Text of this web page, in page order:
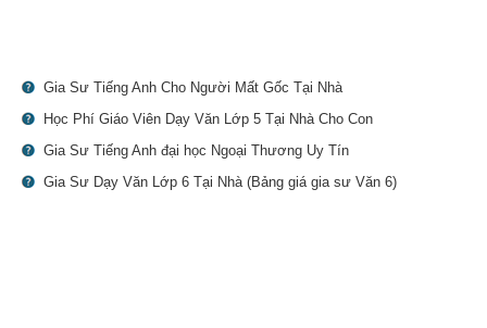
Gia Sư Tiếng Anh Cho Người Mất Gốc Tại Nhà
Học Phí Giáo Viên Dạy Văn Lớp 5 Tại Nhà Cho Con
Gia Sư Tiếng Anh đại học Ngoại Thương Uy Tín
Gia Sư Dạy Văn Lớp 6 Tại Nhà (Bảng giá gia sư Văn 6)